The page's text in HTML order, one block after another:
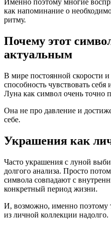
Именно поэтому многие
как напоминание о
ритму.
Почему этот
актуальным
В мире постоянной скорости
способность чувствовать
Луна как символ очень точно
Она не про давление и
себе.
Украшения как
Часто украшения с луной
долгого анализа. Просто
символа совпадают с
конкретный период жизни.
И, возможно, именно поэтому
из личной коллекции надолго.